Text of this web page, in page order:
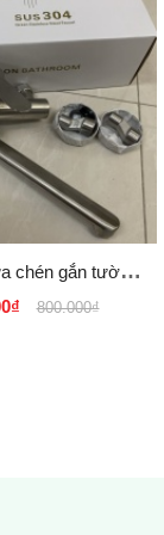
chén gắn tường
Inox 304
800.000₫